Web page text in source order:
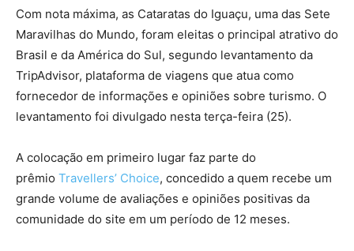
Com nota máxima, as Cataratas do Iguaçu, uma das Sete
Maravilhas do Mundo, foram eleitas o principal atrativo do
Brasil e da América do Sul, segundo levantamento da
TripAdvisor, plataforma de viagens que atua como
fornecedor de informações e opiniões sobre turismo. O
levantamento foi divulgado nesta terça-feira (25).
A colocação em primeiro lugar faz parte do
prêmio Travellers’ Choice, concedido a quem recebe um
grande volume de avaliações e opiniões positivas da
comunidade do site em um período de 12 meses.